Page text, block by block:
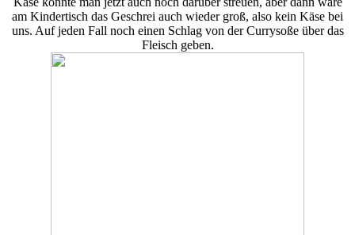
am Kindertisch das Geschrei auch wieder groß, also kein Käse bei
uns. Auf jeden Fall noch einen Schlag von der Currysoße über das
Fleisch geben.